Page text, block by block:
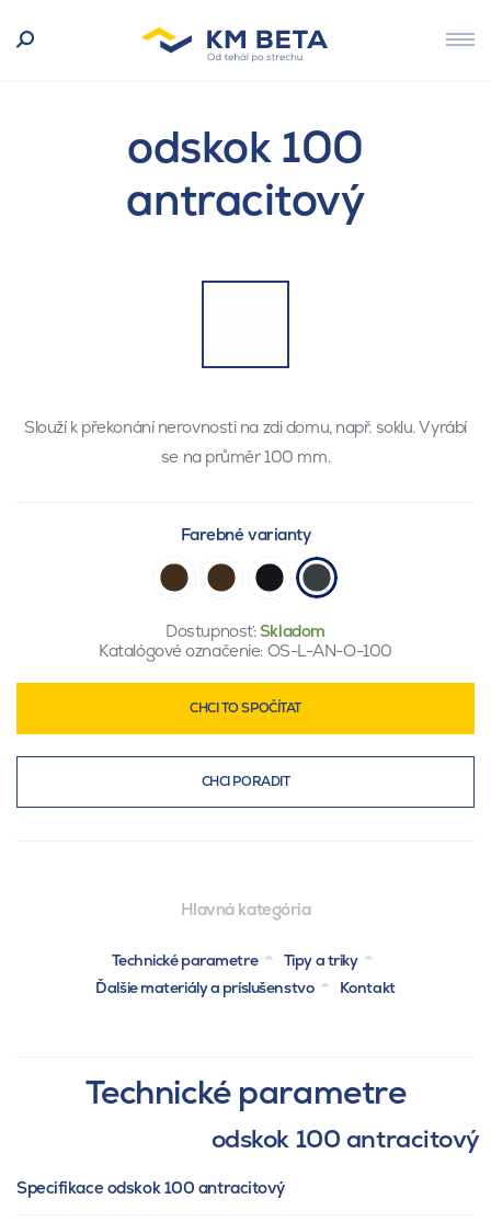
odskok 100
antracitový
Slouží k překonání nerovnosti na zdi domu, např. soklu. Vyrábí
se na průměr 100 mm.
Farebné varianty
Dostupnosť:Skladom
Katalógové označenie: OS-L-AN-O-100
CHCI TO SPOČÍTAT
CHCI PORADIT
Hlavná kategória
Technické parametre
Tipy a triky
Ďalšie materiály a príslušenstvo
Kontakt
Technické parametre
odskok 100 antracitový
Specifikace odskok 100 antracitový